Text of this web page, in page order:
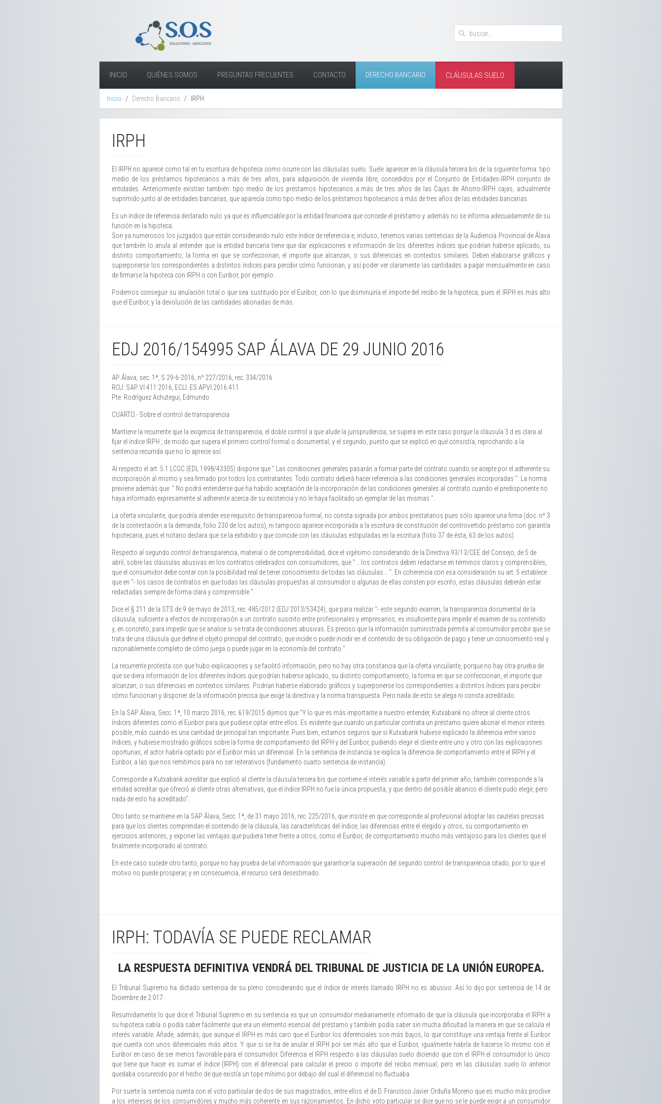
INICIO QUIÉNES SOMOS PREGUNTAS FRECUENTES CONTACTO DERECHO BANCARIO CLÁUSULAS SUELO
Inicio Derecho Bancario IRPH
IRPH
El IRPH no aparece como tal en tu escritura de hipoteca como ocurre con las cláusulas suelo. Suele aparecer en la cláusula tercera bis de la siguiente forma: tipo
medio de los préstamos hipotecarios a más de tres años, para adquisición de vivienda libre, concedidos por el Conjunto de Entidades-IRPH conjunto de
entidades. Anteriormente existían también: tipo medio de los préstamos hipotecarios a más de tres años de las Cajas de Ahorro-IRPH cajas, actualmente
suprimido junto al de entidades bancarias, que aparecía como tipo medio de los préstamos hipotecarios a más de tres años de las entidades bancarias.
Es un índice de referencia declarado nulo ya que es influenciable por la entidad financiera que concede el préstamo y además no se informa adecuadamente de su
función en la hipoteca.
Son ya numerosos los juzgados que están considerando nulo este índice de referencia e, incluso, tenemos varias sentencias de la Audiencia Provincial de Álava
que también lo anula al entender que la entidad bancaria tiene que dar explicaciones e información de los diferentes índices que podrían haberse aplicado, su
distinto comportamiento, la forma en que se confeccionan, el importe que alcanzan, o sus diferencias en contextos similares. Deben elaborarse gráficos y
superponerse los correspondientes a distintos índices para percibir cómo funcionan, y así poder ver claramente las cantidades a pagar mensualmente en caso
de firmarse la hipoteca con IRPH o con Euribor, por ejemplo.
Podemos conseguir su anulación total o que sea sustituido por el Euribor, con lo que disminuiría el importe del recibo de la hipoteca, pues el IRPH es más alto
que el Euribor, y la devolución de las cantidades abonadas de más.
EDJ 2016/154995 SAP ÁLAVA DE 29 JUNIO 2016
AP Álava, sec. 1ª, S 29-6-2016, nº 227/2016, rec. 334/2016
ROJ: SAP VI 411:2016, ECLI: ES:APVI:2016:411
Pte: Rodríguez Achutegui, Edmundo
CUARTO.- Sobre el control de transparencia
Mantiene la recurrente que la exigencia de transparencia, el doble control a que alude la jurisprudencia, se supera en este caso porque la cláusula 3 d es clara al
fijar el índice IRPH , de modo que supera el primero control formal o documental, y el segundo, puesto que se explicó en qué consistía, reprochando a la
sentencia recurrida que no lo aprecie así.
Al respecto el art. 5.1 LCGC (EDL 1998/43305) dispone que " Las condiciones generales pasarán a formar parte del contrato cuando se acepte por el adherente su
incorporación al mismo y sea firmado por todos los contratantes. Todo contrato deberá hacer referencia a las condiciones generales incorporadas ". La norma
previene además que: " No podrá entenderse que ha habido aceptación de la incorporación de las condiciones generales al contrato cuando el predisponente no
haya informado expresamente al adherente acerca de su existencia y no le haya facilitado un ejemplar de las mismas ".
La oferta vinculante, que podría atender ese requisito de transparencia formal, no consta signada por ambos prestatarios pues sólo aparece una firma (doc. nº 3
de la contestación a la demanda, folio 230 de los autos), ni tampoco aparece incorporada a la escritura de constitución del controvertido préstamo con garantía
hipotecaria, pues el notario declara que se la exhibido y que coincide con las cláusulas estipuladas en la escritura (folio 37 de ésta, 63 de los autos).
Respecto al segundo control de transparencia, material o de comprensibilidad, dice el vigésimo considerando de la Directiva 93/13/CEE del Consejo, de 5 de
abril, sobre las cláusulas abusivas en los contratos celebrados con consumidores, que "... los contratos deben redactarse en términos claros y comprensibles,
que el consumidor debe contar con la posibilidad real de tener conocimiento de todas las cláusulas... ". En coherencia con esa consideración su art. 5 establece
que en "- los casos de contratos en que todas las cláusulas propuestas al consumidor o algunas de ellas consten por escrito, estas cláusulas deberán estar
redactadas siempre de forma clara y comprensible ".
Dice el § 211 de la STS de 9 de mayo de 2013, rec. 485/2012 (EDJ 2013/53424), que para realizar "- este segundo examen, la transparencia documental de la
cláusula, suficiente a efectos de incorporación a un contrato suscrito entre profesionales y empresarios, es insuficiente para impedir el examen de su contenido
y, en concreto, para impedir que se analice si se trata de condiciones abusivas. Es preciso que la información suministrada permita al consumidor percibir que se
trata de una cláusula que define el objeto principal del contrato, que incide o puede incidir en el contenido de su obligación de pago y tener un conocimiento real y
razonablemente completo de cómo juega o puede jugar en la economía del contrato ".
La recurrente protesta con que hubo explicaciones y se facilitó información, pero no hay otra constancia que la oferta vinculante, porque no hay otra prueba de
que se diera información de los diferentes índices que podrían haberse aplicado, su distinto comportamiento, la forma en que se confeccionan, el importe que
alcanzan, o sus diferencias en contextos similares. Podrían haberse elaborado gráficos y superponerse los correspondientes a distintos índices para percibir
cómo funcionan y disponer de la información precisa que exige la directiva y la norma transpuesta. Pero nada de esto se alega ni consta acreditado.
En la SAP Álava, Secc. 1ª, 10 marzo 2016, rec. 619/2015 dijimos que "Y lo que es más importante a nuestro entender, Kutxabank no ofrece al cliente otros
índices diferentes como el Euribor para que pudiese optar entre ellos. Es evidente que cuando un particular contrata un préstamo quiere abonar el menor interés
posible, más cuando es una cantidad de principal tan importante. Pues bien, estamos seguros que si Kutxabank hubiese explicado la diferencia entre varios
índices, y hubiese mostrado gráficos sobre la forma de comportamiento del IRPH y del Euribor, pudiendo elegir el cliente entre uno y otro con las explicaciones
oportunas, el actor habría optado por el Euribor más un diferencial. En la sentencia de instancia se explica la diferencia de comportamiento entre el IRPH y el
Euribor, a las que nos remitimos para no ser reiterativos (fundamento cuarto sentencia de instancia).
Corresponde a Kutxabank acreditar que explicó al cliente la cláusula tercera bis que contiene el interés variable a partir del primer año, también corresponde a la
entidad acreditar que ofreció al cliente otras alternativas, que el índice IRPH no fue la única propuesta, y que dentro del posible abanico el cliente pudo elegir, pero
nada de esto ha acreditado".
Otro tanto se mantiene en la SAP Álava, Secc. 1ª, de 31 mayo 2016, rec. 225/2016, que insiste en que corresponde al profesional adoptar las cautelas precisas
para que los clientes comprendan el contenido de la cláusula, las características del índice, las diferencias entre el elegido y otros, su comportamiento en
ejercicios anteriores, y exponer las ventajas que pudiera tener frente a otros, como el Euribor, de comportamiento mucho más ventajoso para los clientes que el
finalmente incorporado al contrato.
En este caso sucede otro tanto, porque no hay prueba de tal información que garantice la superación del segundo control de transparencia citado, por lo que el
motivo no puede prosperar, y en consecuencia, el recurso será desestimado.
IRPH: TODAVÍA SE PUEDE RECLAMAR
LA RESPUESTA DEFINITIVA VENDRÁ DEL TRIBUNAL DE JUSTICIA DE LA UNIÓN EUROPEA.
El Tribunal Supremo ha dictado sentencia de su pleno considerando que el índice de interés llamado IRPH no es abusivo. Así lo dijo por sentencia de 14 de
Diciembre de 2.017.
Resumidamente lo que dice el Tribunal Supremo en su sentencia es que un consumidor medianamente informado de que la cláusula que incorporaba el IRPH a
su hipoteca sabía o podía saber fácilmente que era un elemento esencial del préstamo y también podía saber sin mucha dificultad la manera en que se calcula el
interés variable. Añade, además, que aunque el IRPH es más caro que el Euribor los diferenciales son más bajos, lo que constituye una ventaja frente al Euribor
que cuenta con unos diferenciales más altos. Y que si se ha de anular el IRPH por ser más alto que el Euribor, igualmente habría de hacerse lo mismo con el
Euribor en caso de ser menos favorable para el consumidor. Diferencia el IRPH respecto a las cláusulas suelo diciendo que con el IRPH el consumidor lo único
que tiene que hacer es sumar el índice (IRPH) con el diferencial para calcular el precio o importe del recibo mensual, pero en las cláusulas suelo lo anterior
quedaba oscurecido por el hecho de que existía un tope mínimo por debajo del cual el diferencial no fluctuaba.
Por suerte la sentencia cuenta con el voto particular de dos de sus magistrados, entre ellos el de D. Francisco Javier Orduña Moreno que es mucho más proclive
a los intereses de los consumidores y mucho más coherente en sus razonamientos. En dicho voto particular se dice que no se le puede exigir a un consumidor